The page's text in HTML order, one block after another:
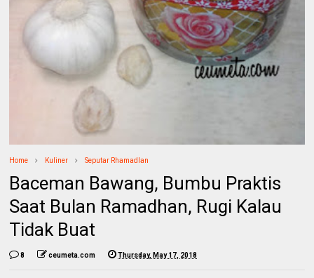
Home Kuliner Seputar Rhamadlan
Baceman Bawang, Bumbu Praktis
Saat Bulan Ramadhan, Rugi Kalau
Tidak Buat
8 ceumeta.com Thursday, May 17, 2018